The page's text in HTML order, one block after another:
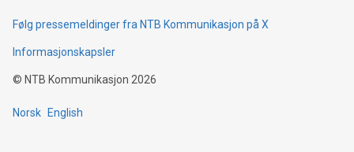
Følg pressemeldinger fra NTB Kommunikasjon på X
Informasjonskapsler
© NTB Kommunikasjon 2026
Norsk English